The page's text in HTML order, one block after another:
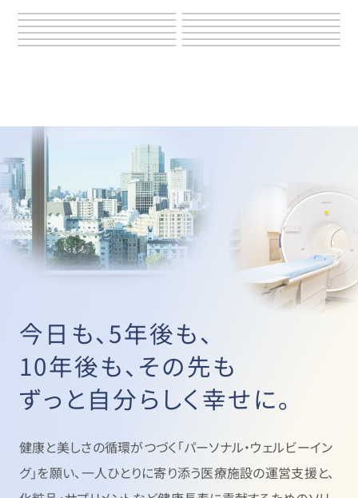
今日も、5年後も、
10年後も、その先も
ずっと自分らしく幸せに。
健康と美しさの循環がつづく「パーソナル・ウェルビーイン
グ」を願い、一人ひとりに寄り添う医療施設の運営支援と、